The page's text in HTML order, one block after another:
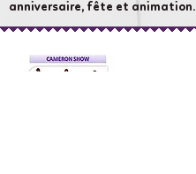
anniversaire, fête et animation.